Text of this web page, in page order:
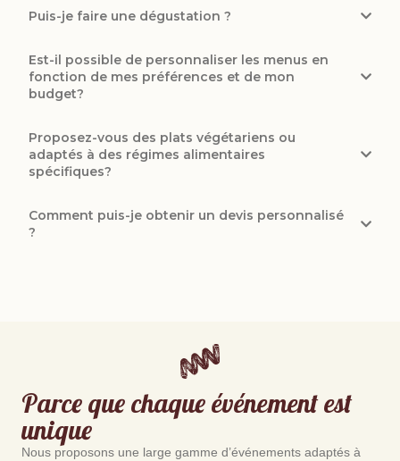
Puis-je faire une dégustation ?
Est-il possible de personnaliser les menus en
fonction de mes préférences et de mon
budget?
Proposez-vous des plats végétariens ou
adaptés à des régimes alimentaires
spécifiques?
Comment puis-je obtenir un devis personnalisé
?
Parce que chaque événement est
unique
Nous proposons une large gamme d’événements adaptés à